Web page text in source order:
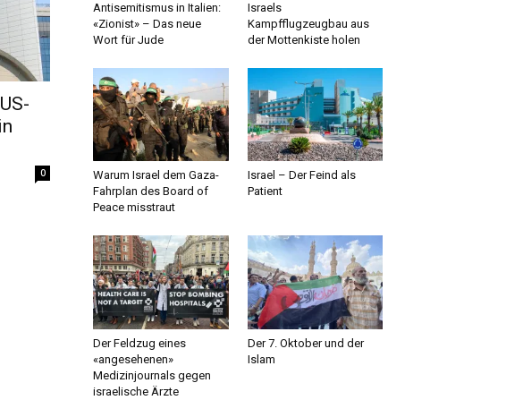
0
Antisemitismus in Italien:
«Zionist» – Das neue
Wort für Jude
Israels
Kampfflugzeugbau aus
der Mottenkiste holen
Warum Israel dem Gaza-
Fahrplan des Board of
Peace misstraut
Israel – Der Feind als
Patient
Der Feldzug eines
«angesehenen»
Medizinjournals gegen
israelische Ärzte
Der 7. Oktober und der
Islam